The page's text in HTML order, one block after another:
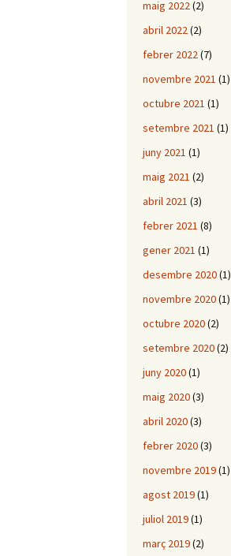
maig 2022(2)
abril 2022(2)
febrer 2022(7)
novembre 2021 (1)
octubre 2021 (1)
setembre 2021 (1)
juny 2021 (1)
maig 2021 (2)
abril 2021 (3)
febrer 2021 (8)
gener 2021 (1)
desembre 2020(1)
novembre 2020(1)
octubre 2020(2)
setembre 2020(2)
juny 2020(1)
maig 2020(3)
abril 2020(3)
febrer 2020(3)
novembre 2019(1)
agost 2019(1)
juliol 2019(1)
març 2019(2)